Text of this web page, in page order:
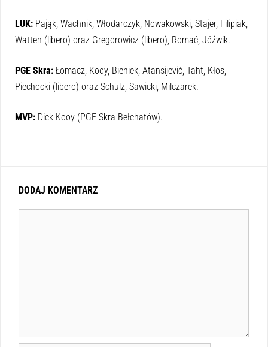
LUK: Pająk, Wachnik, Włodarczyk, Nowakowski, Stajer, Filipiak,
Watten (libero) oraz Gregorowicz (libero), Romać, Jóźwik.
PGE Skra: Łomacz, Kooy, Bieniek, Atansijević, Taht, Kłos,
Piechocki (libero) oraz Schulz, Sawicki, Milczarek.
MVP: Dick Kooy (PGE Skra Bełchatów).
DODAJ KOMENTARZ